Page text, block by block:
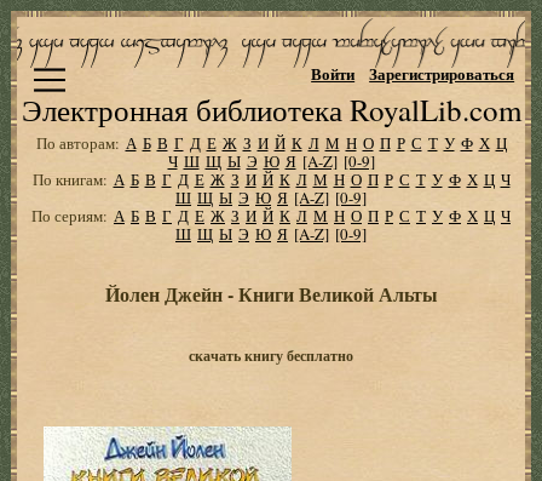
Электронная библиотека RoyalLib.com
Войти Зарегистрироваться
По авторам: А Б В Г Д Е Ж З И Й К Л М Н О П Р С Т У Ф Х Ц
Ч Ш Щ Ы Э Ю Я [A-Z] [0-9]
По книгам: А Б В Г Д Е Ж З И Й К Л М Н О П Р С Т У Ф Х Ц Ч
Ш Щ Ы Э Ю Я [A-Z] [0-9]
По сериям: А Б В Г Д Е Ж З И Й К Л М Н О П Р С Т У Ф Х Ц Ч
Ш Щ Ы Э Ю Я [A-Z] [0-9]
Йолен Джейн - Книги Великой Альты
скачать книгу бесплатно